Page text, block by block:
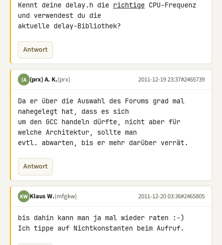
Kennt deine delay.h die richtige CPU-Frequenz
und verwendest du die
aktuelle delay-Bibliothek?
Antwort
(A (prx) A. K.(prx) 2011-12-19 23:37#2465739
Da er über die Auswahl des Forums grad mal
nahegelegt hat, dass es sich
um den GCC handeln dürfte, nicht aber für
welche Architektur, sollte man
evtl. abwarten, bis er mehr darüber verrät.
Antwort
KW Klaus W.(mfgkw) 2011-12-20 03:36#2465805
bis dahin kann man ja mal wieder raten :-)
Ich tippe auf Nichtkonstanten beim Aufruf.